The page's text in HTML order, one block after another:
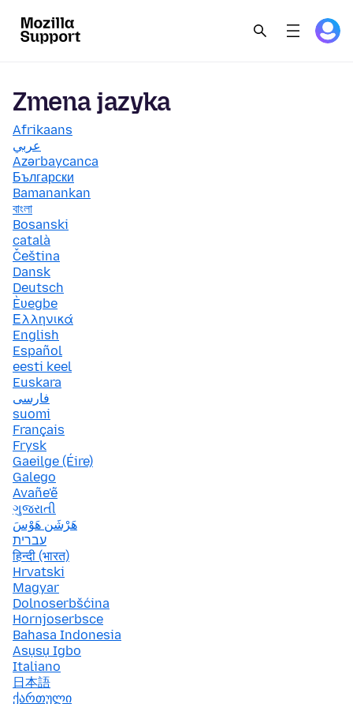
Zmena jazyka
Afrikaans
عربي
Azərbaycanca
Български
Bamanankan
বাংলা
Bosanski
català
Čeština
Dansk
Deutsch
Èʋegbe
Ελληνικά
English
Español
eesti keel
Euskara
فارسی
suomi
Français
Frysk
Gaeilge (Éire)
Galego
Avañe'ẽ
ગુજરાતી
هَرْشَن هَوْسَ
עברית
हिन्दी (भारत)
Hrvatski
Magyar
Dolnoserbšćina
Hornjoserbsce
Bahasa Indonesia
Asụsụ Igbo
Italiano
日本語
ქართული